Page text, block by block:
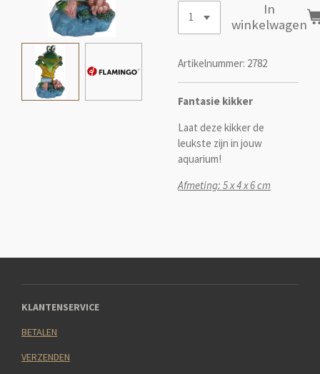
In
winkelwagen
Artikelnummer: 2782
Fantasie kikker
Laat deze kikker de
leukste zijn in jouw
aquarium!
Afmeting: 5 x 4 x 6 cm
KLANTENSERVICE
BETALEN
VERZENDEN